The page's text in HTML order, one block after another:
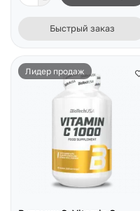
Быстрый заказ
Лидер продаж